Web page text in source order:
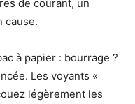
de courant, un
cause.
à papier : bourrage ?
Les voyants «
légèrement les